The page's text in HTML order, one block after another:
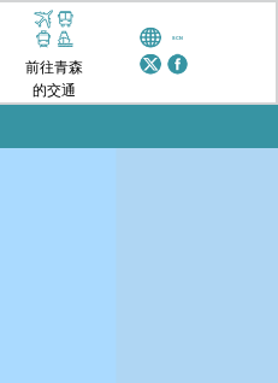
前往青森
的交通
SCN